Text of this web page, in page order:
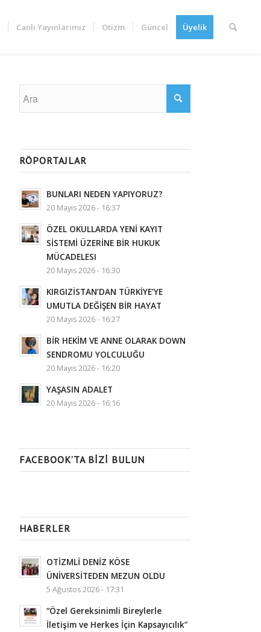
Canlı Yayınlarımız Otizm Güncel Üyelik
RÖPORTAJLAR
BUNLARI NEDEN YAPIYORUZ?
20 Mayıs 2026 - 16:37
ÖZEL OKULLARDA YENİ KAYIT
SİSTEMİ ÜZERİNE BİR HUKUK
MÜCADELESI
20 Mayıs 2026 - 16:30
KIRGIZİSTAN’DAN TÜRKİYE’YE
UMUTLA DEĞİŞEN BİR HAYAT
20 Mayıs 2026 - 16:27
BİR HEKİM VE ANNE OLARAK DOWN
SENDROMU YOLCULUĞU
20 Mayıs 2026 - 16:20
YAŞASIN ADALET
20 Mayıs 2026 - 16:16
FACEBOOK’TA BIZI BULUN
HABERLER
OTİZMLİ DENİZ KÖSE
ÜNİVERSİTEDEN MEZUN OLDU
5 Ağustos 2026 - 17:31
“Özel Gereksinimli Bireylerle
İletişim ve Herkes İçin Kapsayıcılık”